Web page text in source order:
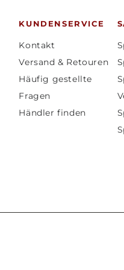
KUNDENSERVICE
Kontakt
Versand & Retouren
Häufig gestellte
Fragen
Händler finden